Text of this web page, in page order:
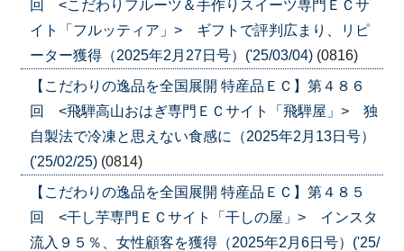
回 <こだわりフルーツ＆手作りスイーツ専門ＥＣサ
イト「フルッティア」> ギフトで評判広まり、リピ
ーター獲得（2025年2月27日号）('25/03/04) (0816)
【こだわりの逸品を全国展開 特産品ＥＣ】第４８６
回 <飛騨高山おはぎ専門ＥＣサイト「飛騨屋」> 独
自製法で冷凍と思えない食感に（2025年2月13日号）
('25/02/25) (0814)
【こだわりの逸品を全国展開 特産品ＥＣ】第４８５
回 <干し芋専門ＥＣサイト「干しの屋」> インスタ
流入９５％、女性顧客を獲得（2025年2月6日号）('25/